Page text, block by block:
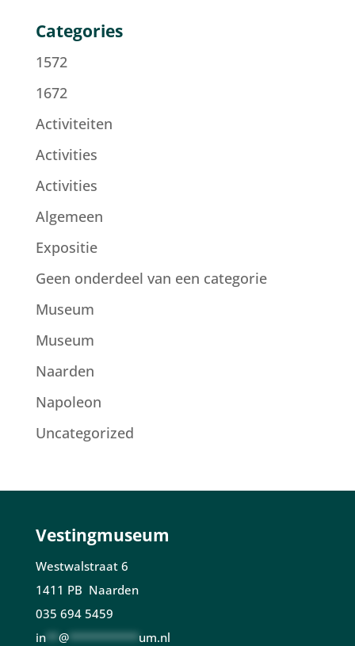
Categories
1572
1672
Activiteiten
Activities
Activities
Algemeen
Expositie
Geen onderdeel van een categorie
Museum
Museum
Naarden
Napoleon
Uncategorized
Vestingmuseum
Westwalstraat 6
1411 PB Naarden
035 694 5459
in** @*********** um.nl